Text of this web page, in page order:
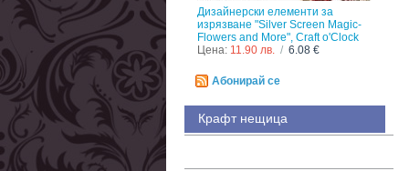
Дизайнерски елементи за
изрязване "Silver Screen Magic-
Flowers and More", Craft o'Clock
Цена: 11.90 лв. / 6.08 €
Абонирай се
Крафт нещица